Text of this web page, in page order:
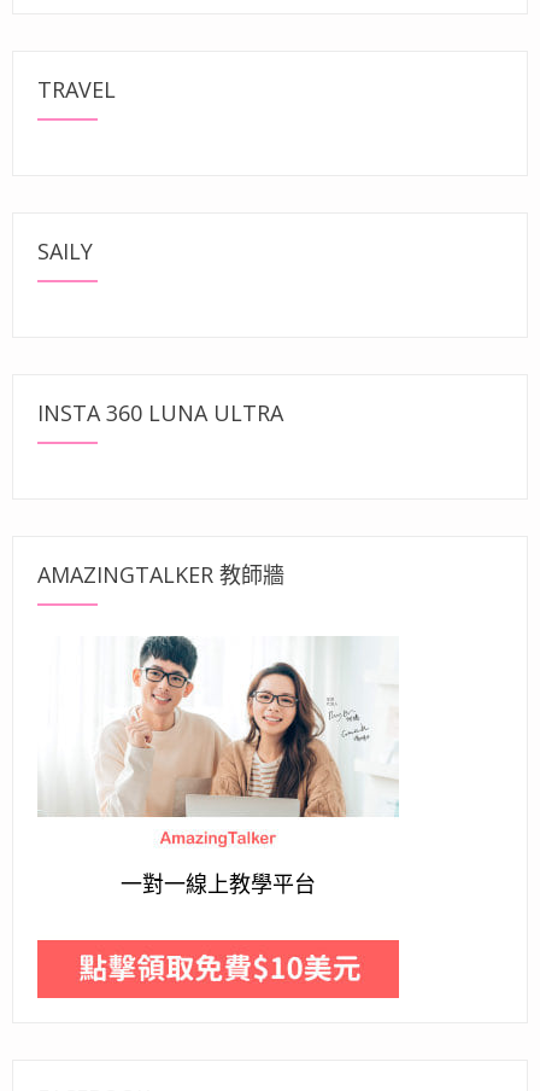
TRAVEL
SAILY
INSTA 360 LUNA ULTRA
AMAZINGTALKER 教師牆
一對一線上教學平台